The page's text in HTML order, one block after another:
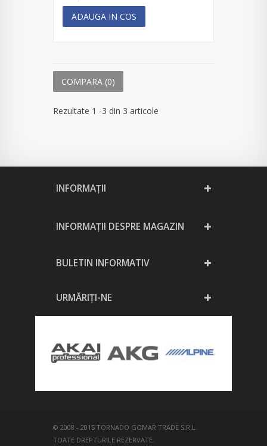
ADAUGA IN COS
COMPARA (0)
Rezultate 1 -3 din 3 articole
INFORMAŢII
INFORMAȚII DESPRE MAGAZIN
BULETIN INFORMATIV
URMĂRIȚI-NE
© 2008 - 2015 TORNADO GOMAR TRADE S.R.L.
TOATE DREPTURILE REZERVATE.